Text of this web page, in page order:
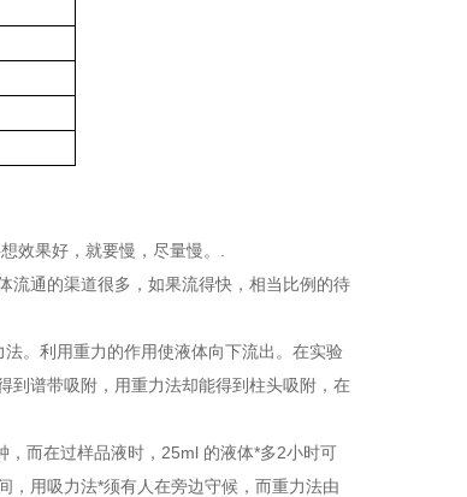
效果好，就要慢，尽量慢。.
流通的渠道很多，如果流得快，相当比例的待
。利用重力的作用使液体向下流出。在实验
到谱带吸附，用重力法却能得到柱头吸附，在
而在过样品液时，25ml 的液体*多2小时可
，用吸力法*须有人在旁边守候，而重力法由